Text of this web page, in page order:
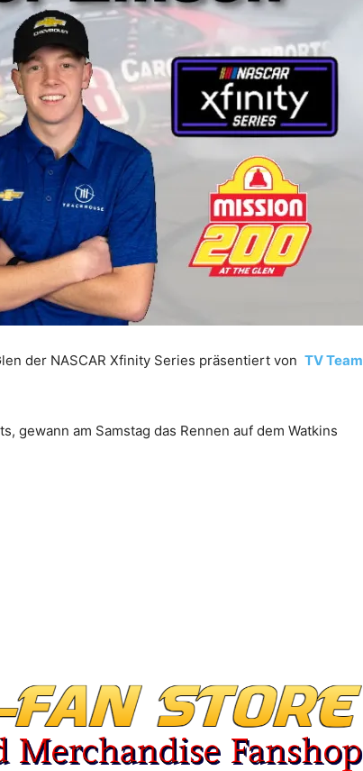
der NASCAR Xfinity Series präsentiert von TV Team
gewann am Samstag das Rennen auf dem Watkins